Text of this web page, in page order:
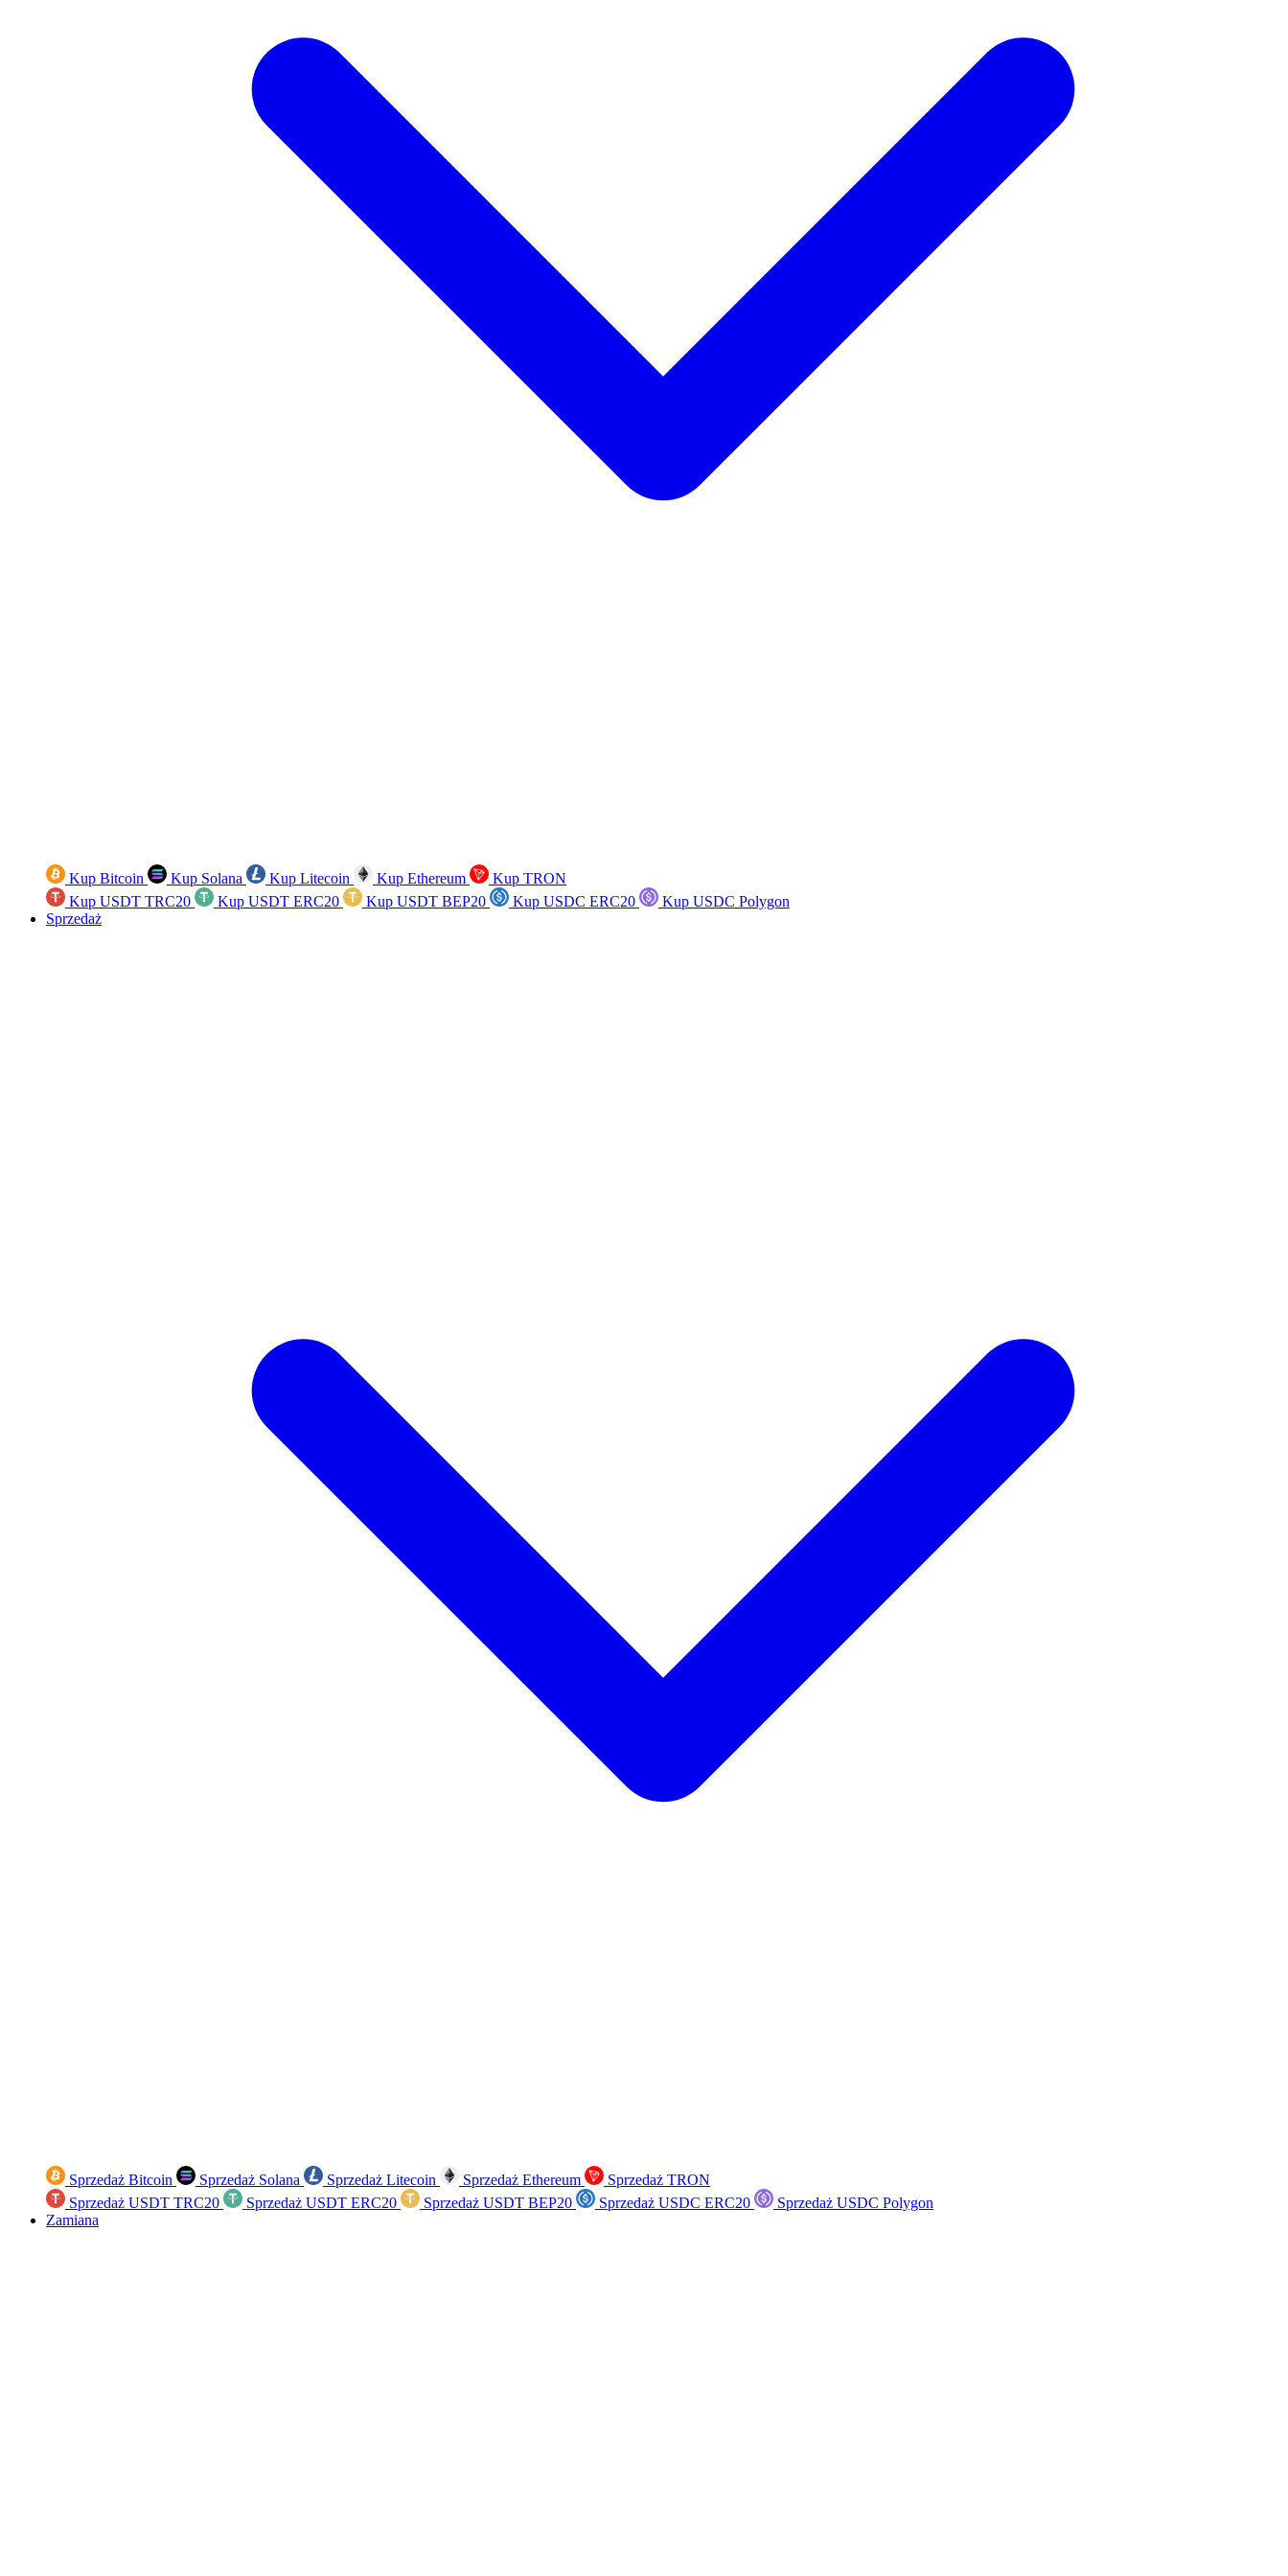
Kup Bitcoin Kup Solana Kup Litecoin Kup Ethereum
Kup TRON
Kup USDT TRC20
Kup USDT ERC20 Kup USDT BEP20 Kup USDC ERC20
Kup USDC Polygon
Sprzedaż
Sprzedaż Bitcoin Sprzedaż Solana Sprzedaż Litecoin Sprzedaż Ethereum
Sprzedaż TRON
Sprzedaż USDT TRC20
Sprzedaż USDT ERC20 Sprzedaż USDT BEP20 Sprzedaż USDC ERC20
Sprzedaż USDC Polygon
Zamiana